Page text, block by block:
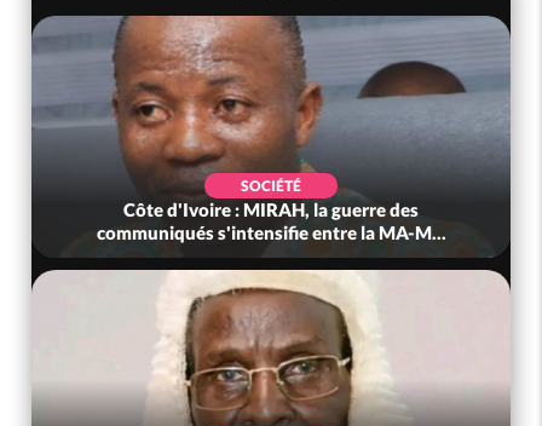
SOCIÉTÉ
Côte d'Ivoire : MIRAH, la guerre des
communiqués s'intensifie entre la MA-M...